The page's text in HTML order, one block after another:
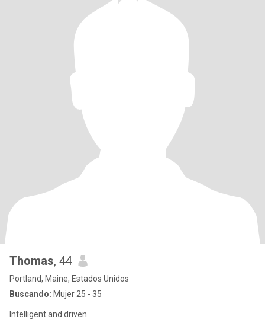
Thomas, 44
Portland, Maine, Estados Unidos
Buscando: Mujer 25 - 35
Intelligent and driven